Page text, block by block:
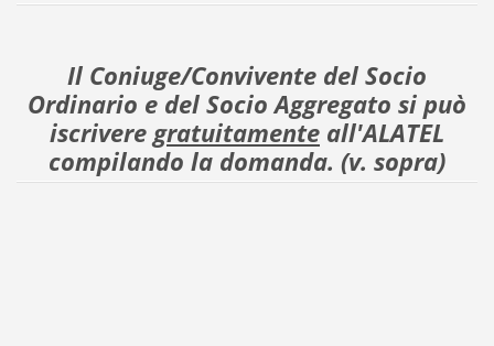
Il Coniuge/Convivente del Socio
Ordinario e del Socio Aggregato si può
iscriveregratuitamente all'ALATEL
compilando la domanda. (v. sopra)